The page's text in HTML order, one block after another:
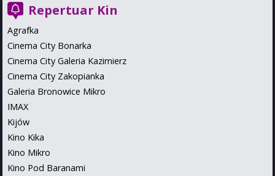
Repertuar Kin
Agrafka
Cinema City Bonarka
Cinema City Galeria Kazimierz
Cinema City Zakopianka
Galeria Bronowice Mikro
IMAX
Kijów
Kino Kika
Kino Mikro
Kino Pod Baranami